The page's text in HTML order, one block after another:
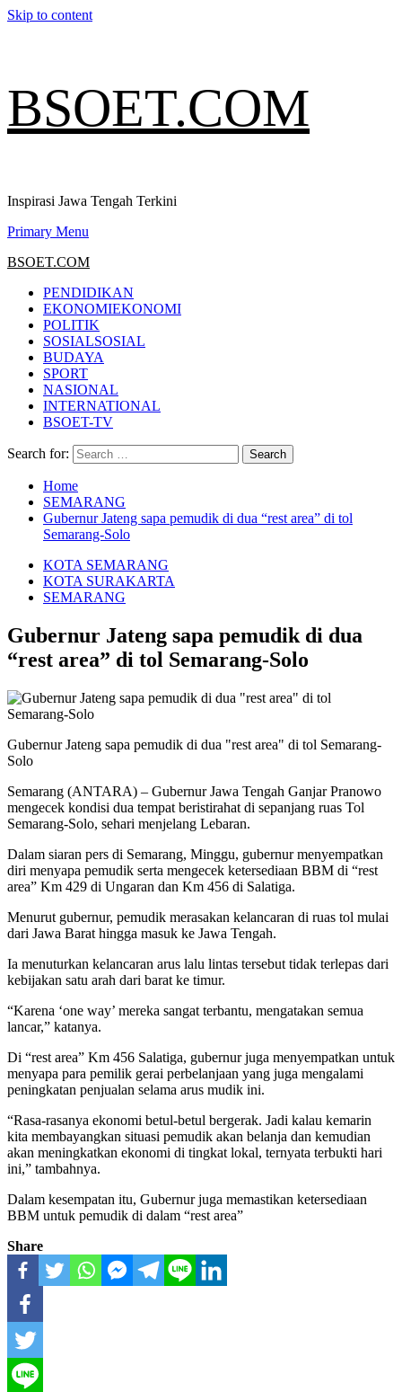
Skip to content
BSOET.COM
Inspirasi Jawa Tengah Terkini
Primary Menu
BSOET.COM
PENDIDIKAN
EKONOMIEKONOMI
POLITIK
SOSIALSOSIAL
BUDAYA
SPORT
NASIONAL
INTERNATIONAL
BSOET-TV
Search for:
Home
SEMARANG
Gubernur Jateng sapa pemudik di dua “rest area” di tol
Semarang-Solo
KOTA SEMARANG
KOTA SURAKARTA
SEMARANG
Gubernur Jateng sapa pemudik di dua
“rest area” di tol Semarang-Solo
Gubernur Jateng sapa pemudik di dua "rest area" di tol Semarang-
Solo
Semarang (ANTARA) – Gubernur Jawa Tengah Ganjar Pranowo
mengecek kondisi dua tempat beristirahat di sepanjang ruas Tol
Semarang-Solo, sehari menjelang Lebaran.
Dalam siaran pers di Semarang, Minggu, gubernur menyempatkan
diri menyapa pemudik serta mengecek ketersediaan BBM di “rest
area” Km 429 di Ungaran dan Km 456 di Salatiga.
Menurut gubernur, pemudik merasakan kelancaran di ruas tol mulai
dari Jawa Barat hingga masuk ke Jawa Tengah.
Ia menuturkan kelancaran arus lalu lintas tersebut tidak terlepas dari
kebijakan satu arah dari barat ke timur.
“Karena ‘one way’ mereka sangat terbantu, mengatakan semua
lancar,” katanya.
Di “rest area” Km 456 Salatiga, gubernur juga menyempatkan untuk
menyapa para pemilik gerai perbelanjaan yang juga mengalami
peningkatan penjualan selama arus mudik ini.
“Rasa-rasanya ekonomi betul-betul bergerak. Jadi kalau kemarin
kita membayangkan situasi pemudik akan belanja dan kemudian
akan meningkatkan ekonomi di tingkat lokal, ternyata terbukti hari
ini,” tambahnya.
Dalam kesempatan itu, Gubernur juga memastikan ketersediaan
BBM untuk pemudik di dalam “rest area”
Share